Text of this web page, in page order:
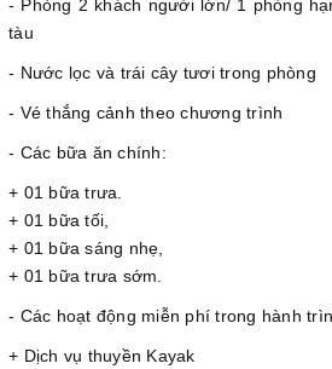
- Phòng 2 khách người lớn/ 1 phòng
tàu
- Nước lọc và trái cây tươi trong phòng
- Vé thắng cảnh theo chương trình
- Các bữa ăn chính:
+ 01 bữa trưa.
+ 01 bữa tối,
+ 01 bữa sáng nhẹ,
+ 01 bữa trưa sớm.
- Các hoạt động miễn phí trong hành
+ Dịch vụ thuyền Kayak